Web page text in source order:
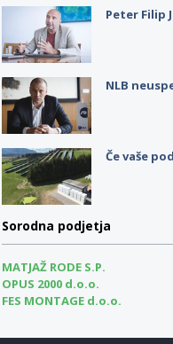
Peter Filip
NLB
Če vaše
Sorodna podjetja
MATJAŽ RODE S.P.
OPUS 2000 d.o.o.
FES MONTAGE d.o.o.